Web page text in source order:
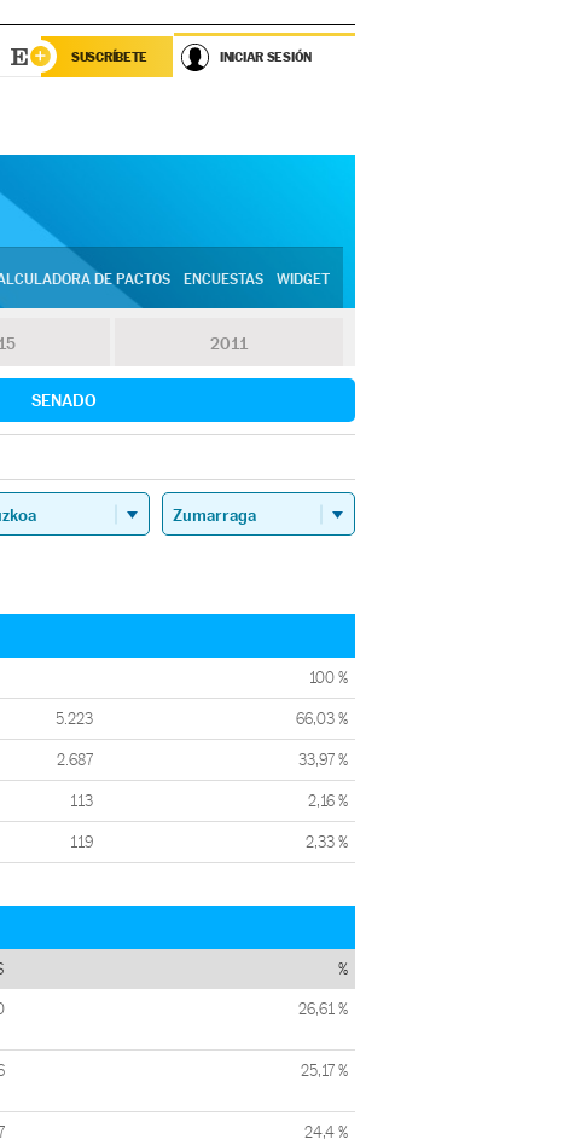
SUSCRÍBETE INICIAR SESIÓN
DE PACTOS ENCUESTAS WIDGET
2011
SENADO
100 %
5.223 66,03 %
2.687 33,97 %
113 2,16 %
119 2,33 %
%
26,61 %
25,17 %
24,4 %